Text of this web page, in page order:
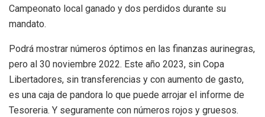
Campeonato local ganado y dos perdidos durante su
mandato.
Podrá mostrar números óptimos en las finanzas aurinegras,
pero al 30 noviembre 2022. Este año 2023, sin Copa
Libertadores, sin transferencias y con aumento de gasto,
es una caja de pandora lo que puede arrojar el informe de
Tesoreria. Y seguramente con números rojos y gruesos.